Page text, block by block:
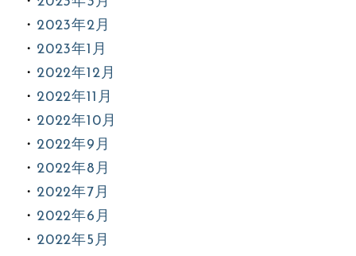
2023年2月
2023年1月
2022年12月
2022年11月
2022年10月
2022年9月
2022年8月
2022年7月
2022年6月
2022年5月